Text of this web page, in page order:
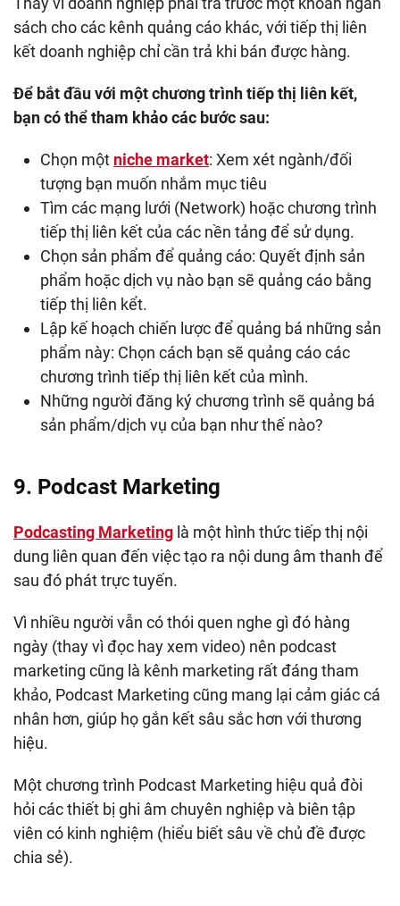
sách cho các kênh quảng cáo khác, với tiếp thị liên
kết doanh nghiệp chỉ cần trả khi bán được hàng.
Để bắt đầu với một chương trình tiếp thị liên kết,
bạn có thể tham khảo các bước sau:
Chọn một niche market: Xem xét ngành/đối
tượng bạn muốn nhắm mục tiêu
Tìm các mạng lưới (Network) hoặc chương trình
tiếp thị liên kết của các nền tảng để sử dụng.
Chọn sản phẩm để quảng cáo: Quyết định sản
phẩm hoặc dịch vụ nào bạn sẽ quảng cáo bằng
tiếp thị liên kểt.
Lập kế hoạch chiến lược để quảng bá những sản
phẩm này: Chọn cách bạn sẽ quảng cáo các
chương trình tiếp thị liên kết của mình.
Những người đăng ký chương trình sẽ quảng bá
sản phẩm/dịch vụ của bạn như thế nào?
9. Podcast Marketing
Podcasting Marketing là một hình thức tiếp thị nội
dung liên quan đến việc tạo ra nội dung âm thanh để
sau đó phát trực tuyến.
Vì nhiều người vẫn có thói quen nghe gì đó hàng
ngày (thay vì đọc hay xem video) nên podcast
marketing cũng là kênh marketing rất đáng tham
khảo, Podcast Marketing cũng mang lại cảm giác cá
nhân hơn, giúp họ gắn kết sâu sắc hơn với thương
hiệu.
Một chương trình Podcast Marketing hiệu quả đòi
hỏi các thiết bị ghi âm chuyên nghiệp và biên tập
viên có kinh nghiệm (hiểu biết sâu về chủ đề được
chia sẻ).